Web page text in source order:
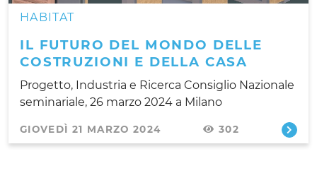
HABITAT
IL FUTURO DEL MONDO DELLE
COSTRUZIONI E DELLA CASA
Progetto, Industria e Ricerca Consiglio Nazionale
seminariale, 26 marzo 2024 a Milano
GIOVEDÌ 21 MARZO 2024 302